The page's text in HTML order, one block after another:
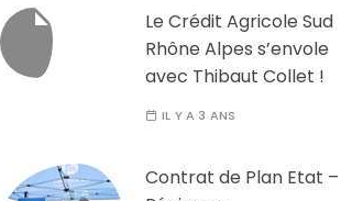
Le Crédit Agricole Sud
Rhône Alpes s’envole
avec Thibaut Collet !
IL Y A 3 ANS
Contrat de Plan Etat –